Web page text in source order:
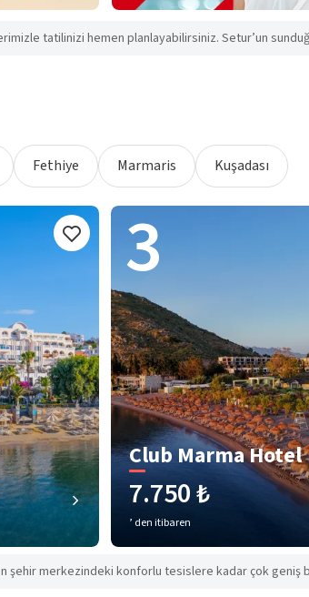
tatilinizi hemen planlayabilirsiniz. Setur’un
Fethiye Marmaris Kuşadası
3
Club Marma Hotel
7.750 ₺
’ den itibaren
şehir merkezindeki konforlu tesislere kadar çok geniş